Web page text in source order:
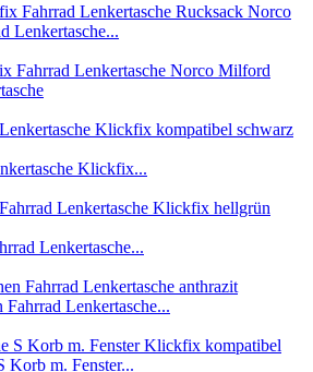
Norco
Lenkertasche...
Norco Milford
Klickfix...
Lenkertasche...
Fahrrad Lenkertasche...
Korb m. Fenster...